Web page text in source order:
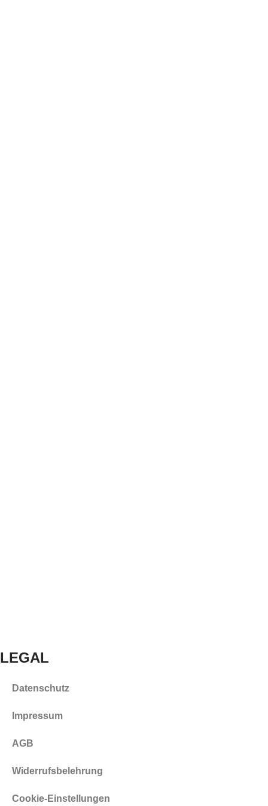
LEGAL
Datenschutz
Impressum
AGB
Widerrufsbelehrung
Cookie-Einstellungen